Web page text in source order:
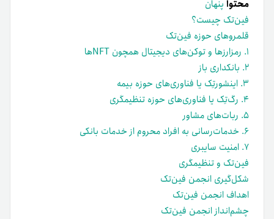
محتوا پنهان
فین‌تک چیست؟
قلمروهای حوزه فین‌تک
۱. رمزارزها و توکن‌های دیجیتال همچون NFTها
۲. بانکداری باز
۳. اینشورتِک یا فناوری‌های حوزه بیمه
۴. رگ‌تِک یا فناوری‌های حوزه تنظیمگری
۵. ربات‌های مشاور
۶. خدمات‌رسانی به افراد محروم از خدمات بانکی
۷. امنیت سایبری
فین‌تک و تنظیمگری
شکل‌گیری انجمن فین‌تک
اهداف انجمن فین‌تک
چشم‌انداز انجمن فین‌تک